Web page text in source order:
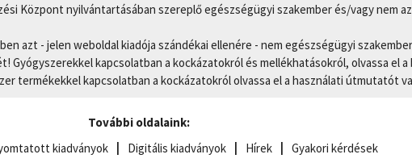
Központ nyilvántartásában szereplő egészségügyi szakember és/vagy nem
azt - jelen weboldal kiadója szándékai ellenére - nem egészségügyi
Gyógyszerekkel kapcsolatban a kockázatokról és mellékhatásokról, olvassa el
termékekkel kapcsolatban a kockázatokról olvassa el a használati útmutatót
További oldalaink:
kiadványok Digitális kiadványok Hírek Gyakori kérdések